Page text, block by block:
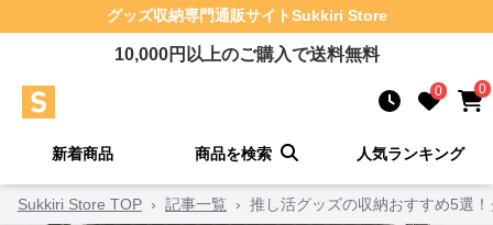
グッズ収納専門通販サイトSukkiri Store
10,000円以上のご購入で送料無料
0 0
新着商品 商品を検索 人気ランキング
Sukkiri Store TOP › 記事一覧 › 推し活グッズの収納おすすめ5選